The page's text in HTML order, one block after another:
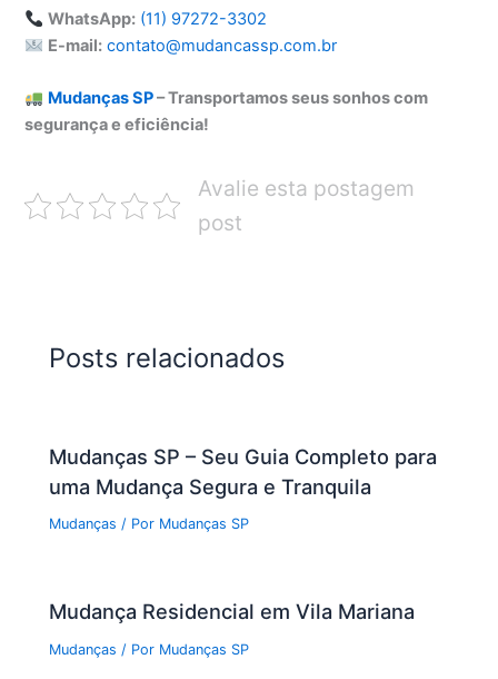
WhatsApp: (11) 97272-3302
E-mail: contato@mudancassp.com.br
Mudanças SP– Transportamos seus sonhos com
segurança e eficiência!
Avalie esta postagem
post
Posts relacionados
Mudanças SP – Seu Guia Completo para
uma Mudança Segura e Tranquila
Mudanças / Por Mudanças SP
Mudança Residencial em Vila Mariana
Mudanças / Por Mudanças SP